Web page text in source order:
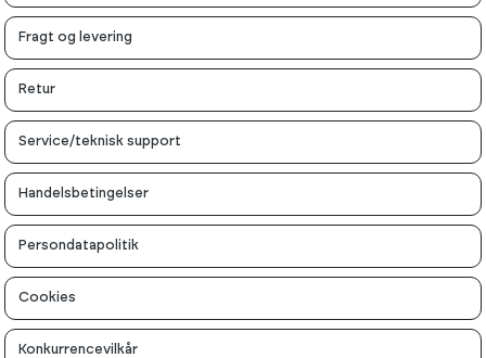
Fragt og levering
Retur
Service/teknisk support
Handelsbetingelser
Persondatapolitik
Cookies
Konkurrencevilkår